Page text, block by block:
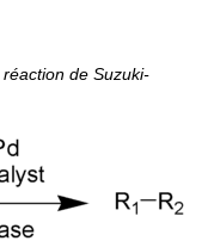
réaction de Suzuki-